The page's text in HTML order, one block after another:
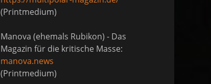
(Printmedium)
Manova (ehemals Rubikon) - Das
Magazin für die kritische Masse:
manova.news
(Printmedium)